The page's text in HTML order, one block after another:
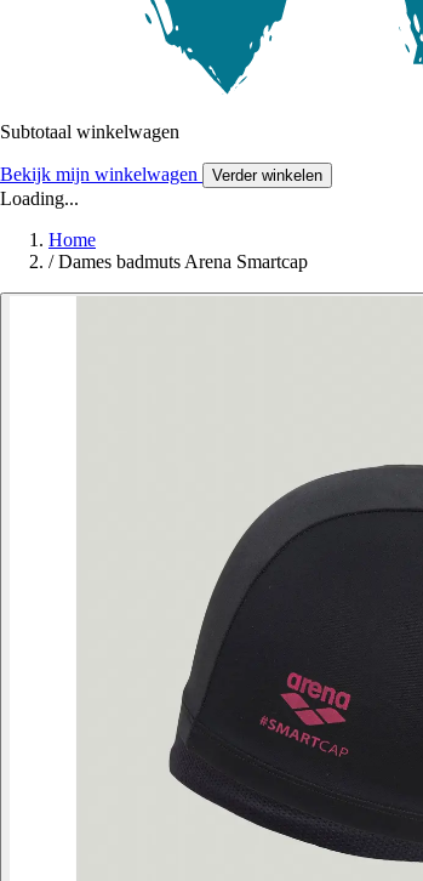
Subtotaal winkelwagen
Bekijk mijn winkelwagen Verder winkelen
Loading...
Home
/ Dames badmuts Arena Smartcap